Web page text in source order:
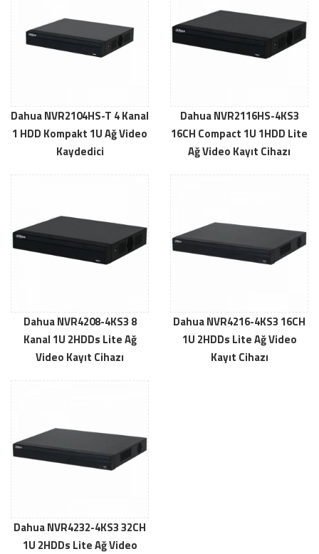
Dahua NVR2104HS-T 4 Kanal
1 HDD Kompakt 1U Ağ Video
Kaydedici
Dahua NVR2116HS-4KS3
16CH Compact 1U 1HDD Lite
Ağ Video Kayıt Cihazı
Dahua NVR4208-4KS3 8
Kanal 1U 2HDDs Lite Ağ
Video Kayıt Cihazı
Dahua NVR4216-4KS3 16CH
1U 2HDDs Lite Ağ Video
Kayıt Cihazı
Dahua NVR4232-4KS3 32CH
1U 2HDDs Lite Ağ Video